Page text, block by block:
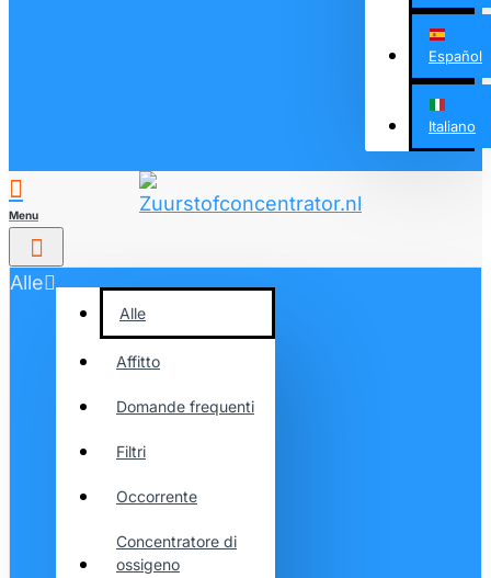
Español
Italiano
Alle
Alle
Affitto
Domande frequenti
Filtri
Occorrente
Concentratore di
ossigeno